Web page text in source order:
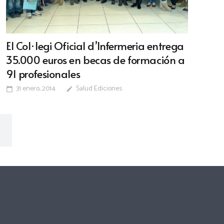
El Col·legi Oficial d’Infermeria entrega
35.000 euros en becas de formación a
91 profesionales
calendar_today 31 enero, 2014 edit Salud Ediciones